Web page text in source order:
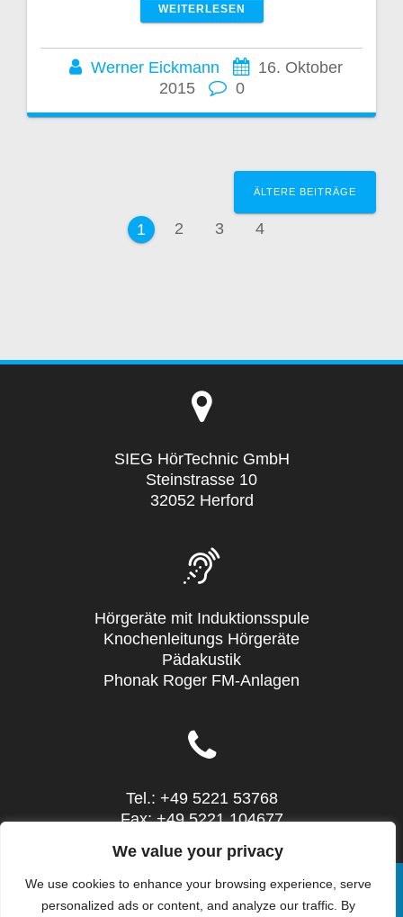
We value your privacy
We use cookies to enhance your browsing experience, serve
personalized ads or content, and analyze our traffic. By
WEITERLESEN
Werner Eickmann
16. Oktober
2015
0
Beitragsnavigation
Seite
1 Seite
2 Seite
3 Seite
4
ÄLTERE BEITRÄGE
SIEG HörTechnic GmbH
Steinstrasse 10
32052 Herford
Hörgeräte mit Induktionsspule
Knochenleitungs Hörgeräte
Pädakustik
Phonak Roger FM-Anlagen
Tel.: +49 5221 53768
Fax: +49 5221 104677